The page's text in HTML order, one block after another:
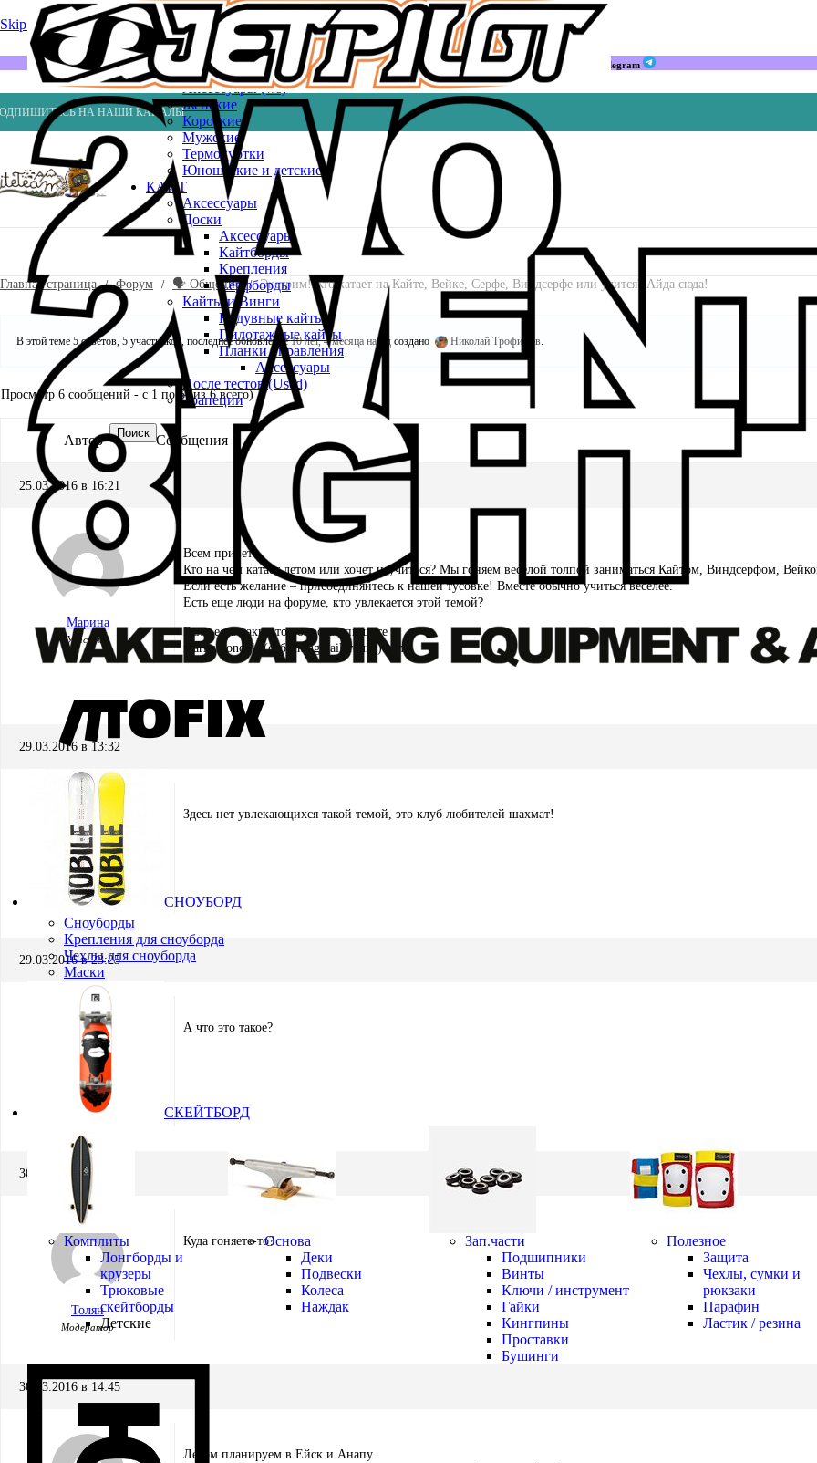
Skip to navigation Skip to main content
Мы в Telegram
НА НАШИ КАНАЛЫ
Весла
Насосы
ВЕЙК
Шлемы
ГИДРОКОСТЮМЫ
Аксессуары (ws)
Женские
Короткие
Мужские
Термокуртки
Юношеские и детские
КАЙТ
Аксессуары
Доски
Аксессуары
Кайтборды
Крепления
Серфборды
Кайты и Винги
Надувные кайты
Пилотажные кайты
Планки управления
Аксессуары
После тестов (Used)
Трапеции
Поиск
СНОУБОРД
Сноуборды
Крепления для сноуборда
Чехлы для сноуборда
Маски
СКЕЙТБОРД
Комплиты
Лонгборды и
крузеры
Трюковые
скейтборды
Детские
Основа
Деки
Подвески
Колеса
Наждак
Зап.части
Подшипники
Винты
Ключи / инструмент
Гайки
Кингпины
Проставки
Бушинги
Полезное
Защита
Чехлы, сумки и
рюкзаки
Парафин
Ластик / резина
Главная страница Форум 🗣️ Общение Экстрим! Кто катает на Кайте, Вейке, Серфе, Виндсерфе или учится? Айда сюда!
В этой теме 5 ответов, 5 участников, последнее обновление10 лет, 4 месяца назад создано Николай Трофимов.
Просмотр 6 сообщений - с 1 по 6 (из 6 всего)
Автор Сообщения
25.03.2016 в 16:21
Марина
Участник
Всем привет!
Кто на чем катает летом или хочет научиться? Мы гоняем веселой толпой заниматься Кайтом, Виндсерфом,
Если есть желание – присоединяйтесь к нашей тусовке! Вместе обычно учиться веселее.
Есть еще люди на форуме, кто увлекается этой темой?
Если есть какие-то вопросы, пишите
mari.antonovka(собачка)gmail(точка)com
29.03.2016 в 13:32
Евгений Бекетов
Модератор
Здесь нет увлекающихся такой темой, это клуб любителей шахмат!
29.03.2016 в 23:25
Дмитрий
Участник
А что это такое?
30.03.2016 в 11:43
Толян
Модератор
Куда гоняете-то?
30.03.2016 в 14:45
Летом планируем в Ейск и Анапу.